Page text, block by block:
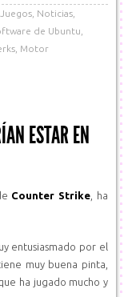
Juegos Noticias
de Ubuntu
Motor
ESTAR EN
Counter Strike , ha
entusiasmado por el
muy buena pinta,
ha jugado mucho y